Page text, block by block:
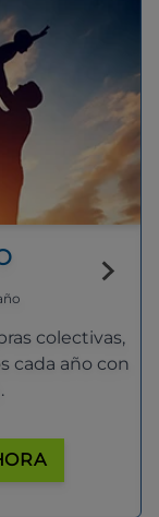
colectivas,
cada año con